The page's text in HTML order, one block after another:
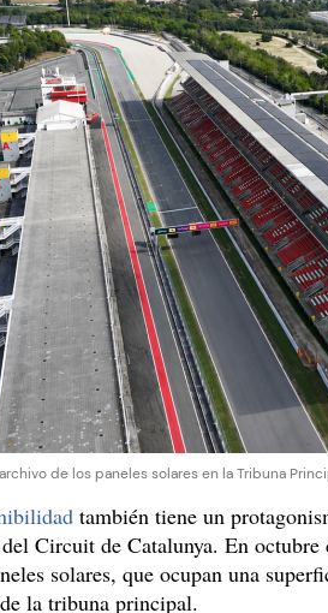
de los paneles solares en la Tribuna
también tiene un
Circuit de Catalunya. En
solares, que ocupan una
la tribuna principal.